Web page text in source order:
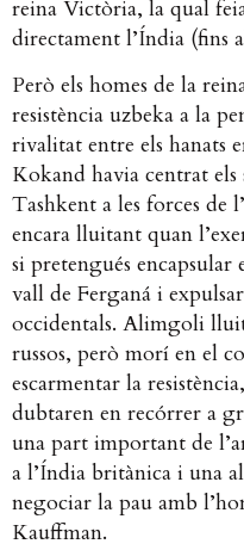
reina Victòria, la qual
directament l’Índia (fins
Però els homes de la
resistència uzbeka a la
rivalitat entre els hanats
Kokand havia centrat els
Tashkent a les forces
encara lluitant quan
si pretengués
vall de Ferganá i
occidentals. Alimgoli
russos, però morí en el
escarmentar la
dubtaren en recórrer a
una part important de
a l’Índia britànica i una
negociar la pau amb
Kauffman.